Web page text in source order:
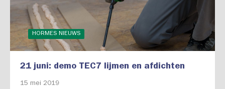
HORMES NIEUWS
21 juni: demo TEC7 lijmen en afdichten
15 mei 2019